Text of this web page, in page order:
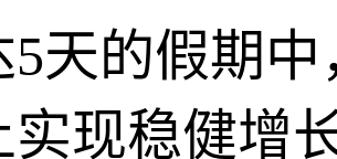
5天的假期
实现稳健增